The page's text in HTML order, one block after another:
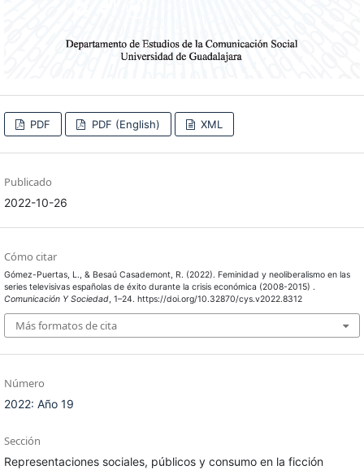
PDF PDF (English) XML
Publicado
2022-10-26
Cómo citar
Gómez-Puertas, L., & Besaú Casademont, R. (2022). Feminidad y neoliberalismo en las
series televisivas españolas de éxito durante la crisis económica (2008-2015) .
Comunicación Y Sociedad, 1–24. https://doi.org/10.32870/cys.v2022.8312
Más formatos de cita
Número
2022: Año 19
Sección
Representaciones sociales, públicos y consumo en la ficción